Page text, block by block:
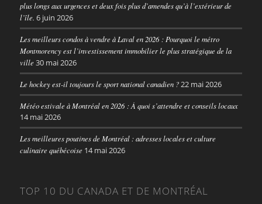
plus longs aux urgences et deux fois plus d’amendes qu’à l’extérieur de
l’île. 6 juin 2026
Les meilleurs condos à vendre à Laval en 2026 : Pourquoi le métro
Montmorency est l’investissement immobilier le plus stratégique de la
ville 30 mai 2026
Le hockey est-il toujours le sport national canadien ? 22 mai 2026
Météo estivale à Montréal en 2026 : À quoi s’attendre et conseils locaux
14 mai 2026
Les meilleures poutines de Montréal : adresses locales et culture
culinaire québécoise 14 mai 2026
TOP 10 DU CANADA ET DE MONTRÉAL